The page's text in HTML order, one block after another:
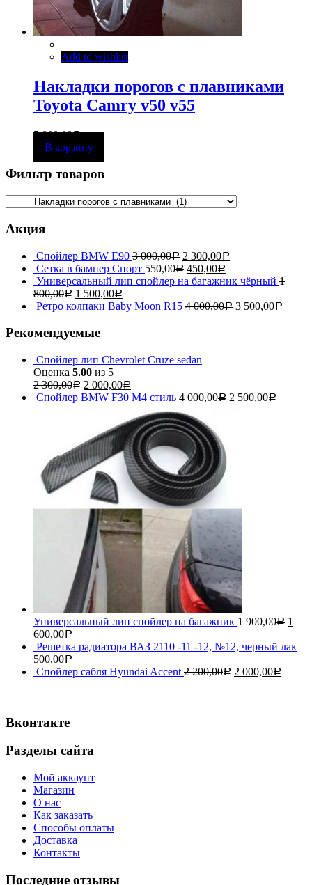
Add to wishlist
Накладки порогов с плавниками
Toyota Camry v50 v55
5 000,00Р
В корзину
Фильтр товаров
Акция
Спойлер BMW E90 3 000,00Р 2 300,00Р
Сетка в бампер Спорт 550,00Р 450,00Р
Универсальный лип спойлер на багажник чёрный 1
800,00Р 1 500,00Р
Ретро колпаки Baby Moon R15 4 000,00Р 3 500,00Р
Рекомендуемые
Спойлер лип Chevrolet Cruze sedan
Оценка 5.00 из 5
2 300,00Р 2 000,00Р
Спойлер BMW F30 M4 стиль 4 000,00Р 2 500,00Р
Универсальный лип спойлер на багажник 1 900,00Р 1
600,00Р
Решетка радиатора ВАЗ 2110 -11 -12, №12, черный лак
500,00Р
Спойлер сабля Hyundai Accent 2 200,00Р 2 000,00Р
Вконтакте
Разделы сайта
Мой аккаунт
Магазин
О нас
Как заказать
Способы оплаты
Доставка
Контакты
Последние отзывы